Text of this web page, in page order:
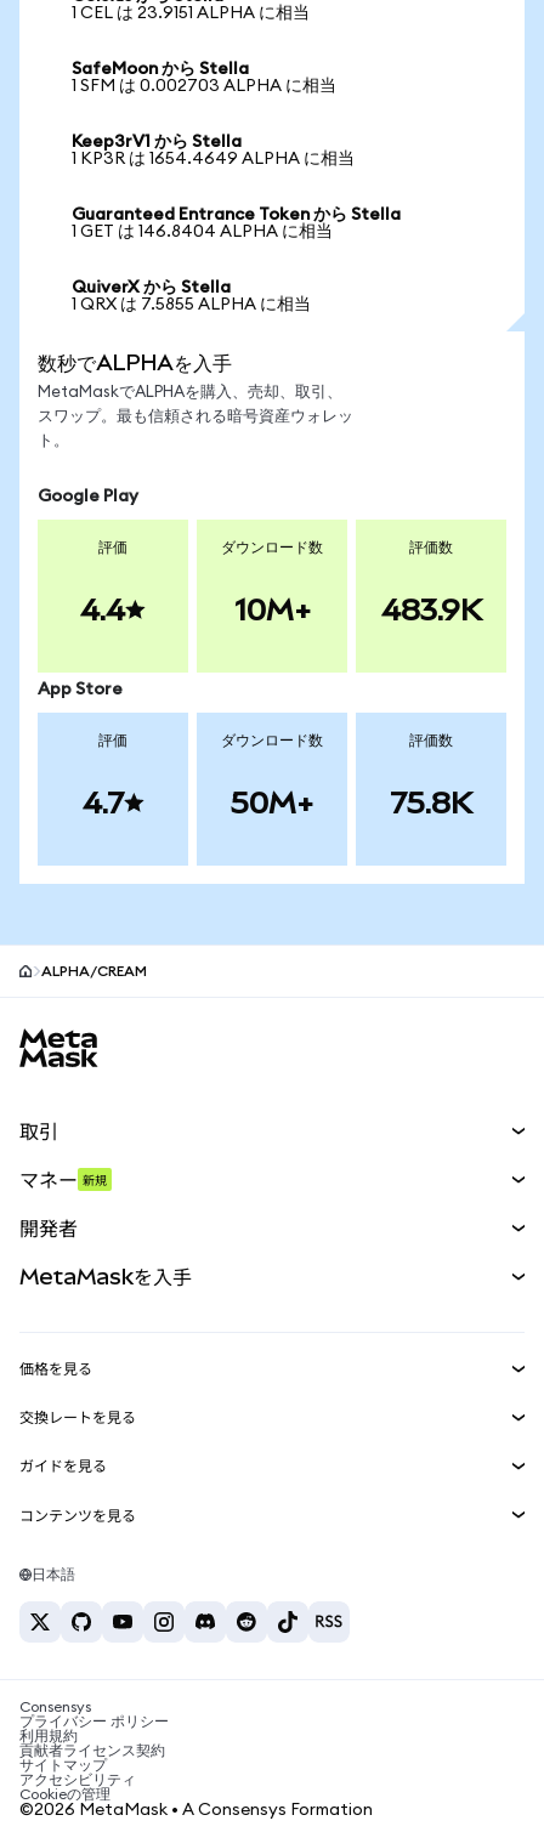
1 CEL は 23.9151 ALPHA に相当
SafeMoon から Stella
1 SFM は 0.002703 ALPHA に相当
Keep3rV1 から Stella
1 KP3R は 1654.4649 ALPHA に相当
Guaranteed Entrance Token から Stella
1 GET は 146.8404 ALPHA に相当
QuiverX から Stella
1 QRX は 7.5855 ALPHA に相当
数秒でALPHAを入手
MetaMaskでALPHAを購入、売却、取引、
スワップ。最も信頼される暗号資産ウォレッ
ト。
Google Play
評価
4.4
ダウンロード数
10M+
評価数
483.9K
App Store
評価
4.7
ダウンロード数
50M+
評価数
75.8K
ALPHA/CREAM
取引
パーペチュアル
RWA
マネー 新規
開発者
MetaMask Connect
Snaps
Web3サービス
MetaMaskを入手
セキュリティ
サポート
キャリア
お問い合わせ
価格を見る
イーサリアムの価格
Solanaの価格
Tetherの価格
交換レートを見る
ETH→USD
USDT→INR
BTC→INR
ETH→USDT
ガイドを見る
ETHの購入
USDTの購入
SHIBの購入
BNBの購入
コンテンツを見る
Solanaウォレット
税制関連ニュース
暗号資産の購入方法は？
ビットコインを売るには？
日本語
Consensys
プライバシー ポリシー
利用規約
貢献者ライセンス契約
サイトマップ
アクセシビリティ
Cookieの管理
©2026 MetaMask • A Consensys Formation